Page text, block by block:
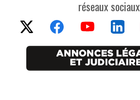
réseaux sociaux